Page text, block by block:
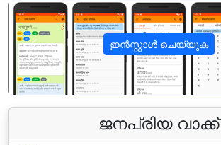
ഇൻസ്റ്റാൾ ചെയ്യുക
पिछला
ജനപ്രിയ വാക്ക്